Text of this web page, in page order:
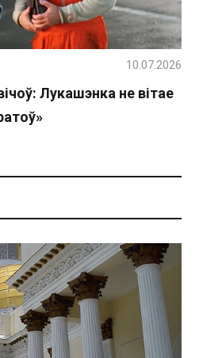
Лукашэнка не вітае
10.07.2026